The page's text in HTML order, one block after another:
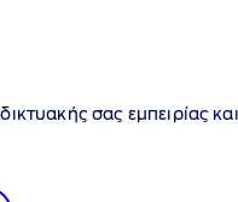
σας εμπειρίας
σύμφωνα με την
έχουν στόχο την ευημερία
φαγητού, του